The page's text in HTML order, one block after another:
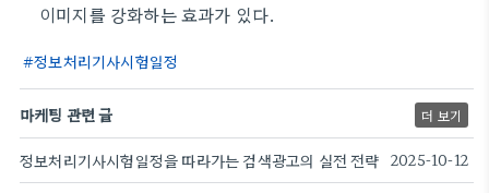
이미지를 강화하는 효과가 있다.
정보처리기사시험일정
마케팅 관련 글 더 보기
정보처리기사시험일정을 따라가는 검색광고의 실전 전략 2025-10-12